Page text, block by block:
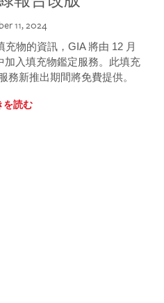
11, 2024
物的資訊，GIA 將由 12 月
加入填充物鑑定服務。此填充
務新推出期間將免費提供。
を読む